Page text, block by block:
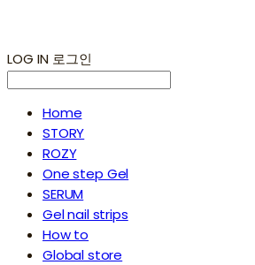
LOG IN 로그인
Home
STORY
ROZY
One step Gel
SERUM
Gel nail strips
How to
Global store